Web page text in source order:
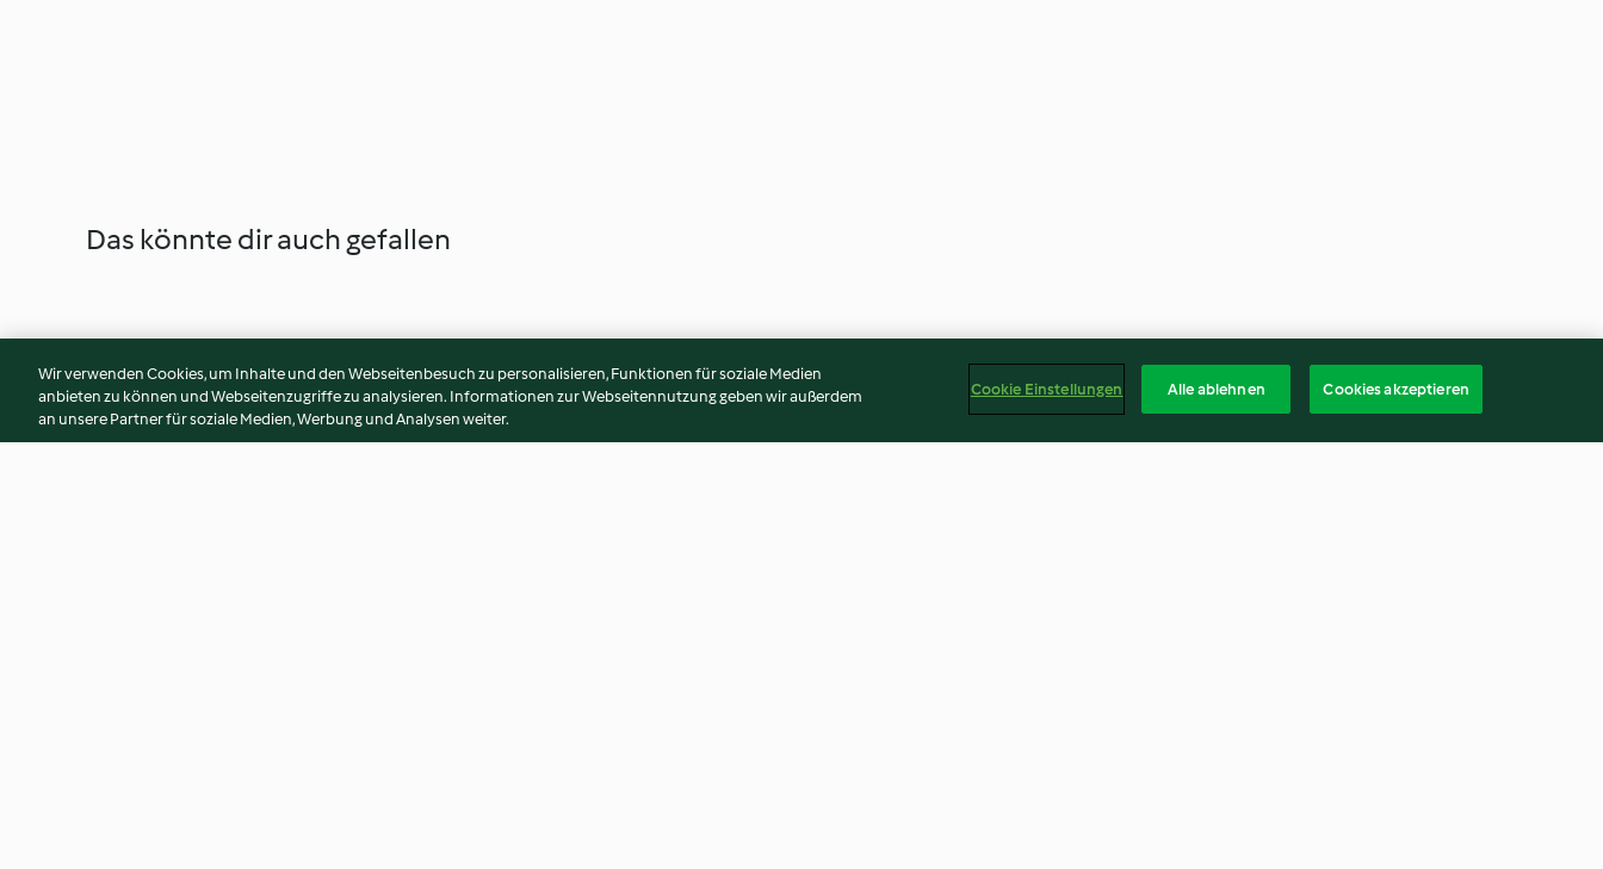
Das könnte dir auch gefallen
Wir verwenden Cookies, um Inhalte und den Webseitenbesuch zu personalisieren, Funktionen für soziale Medien
anbieten zu können und Webseitenzugriffe zu analysieren. Informationen zur Webseitennutzung geben wir außerdem
an unsere Partner für soziale Medien, Werbung und Analysen weiter.
Cookie Einstellungen Alle ablehnen Cookies akzeptieren